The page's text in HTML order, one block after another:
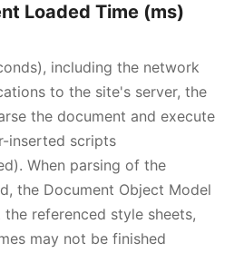
Loaded Time (ms)
including the network
to the site's server, the
the document and execute
inserted scripts
When parsing of the
the Document Object Model
referenced style sheets,
may not be finished